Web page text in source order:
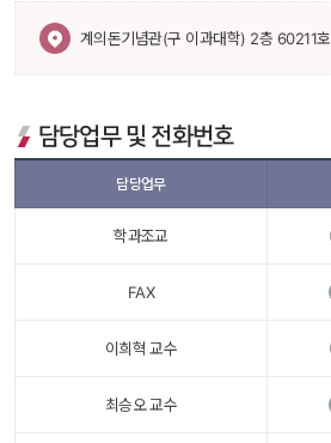
계의돈기념관(구 이과대학) 2층 60211호
담당업무 및 전화번호
담당업무
학과조교
FAX
이희혁 교수
최승오 교수